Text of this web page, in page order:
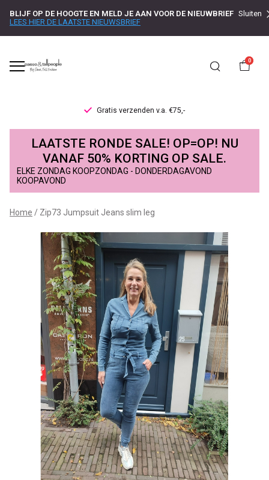
BLIJF OP DE HOOGTE EN MELD JE AAN VOOR DE NIEUWBRIEF
LEES HIER DE LAATSTE NIEUWSBRIEF
Sluiten
0
Zip73
Jumpsuit
Jeans
slim
Passo
LAATSTE RONDE SALE! OP=OP! NU
VANAF 50% KORTING OP SALE.
ELKE ZONDAG KOOPZONDAG - DONDERDAGAVOND
KOOPAVOND
Home Zip73 Jumpsuit Jeans slim leg